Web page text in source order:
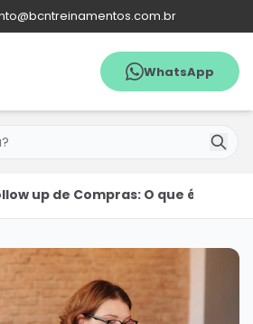
WhatsApp
up de Compras: O que é, qual